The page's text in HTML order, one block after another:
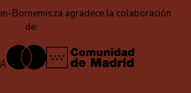
Bornemisza agradece la colaboración
de: